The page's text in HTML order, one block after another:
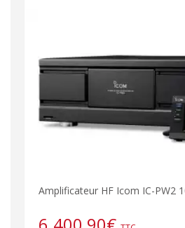
Amplificateur HF Icom IC-PW2